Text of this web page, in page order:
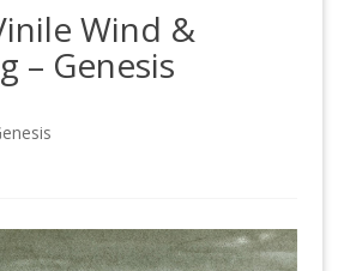
Wind &
– Genesis